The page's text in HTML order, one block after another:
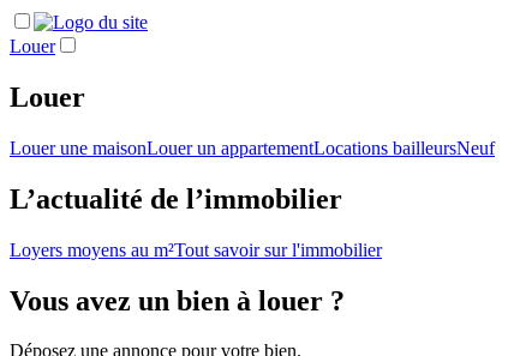
Louer
Louer
Louer une maisonLouer un appartementLocations bailleursNeuf
L’actualité de l’immobilier
Loyers moyens au m²Tout savoir sur l'immobilier
Vous avez un bien à louer ?
Déposez une annonce pour votre bien.